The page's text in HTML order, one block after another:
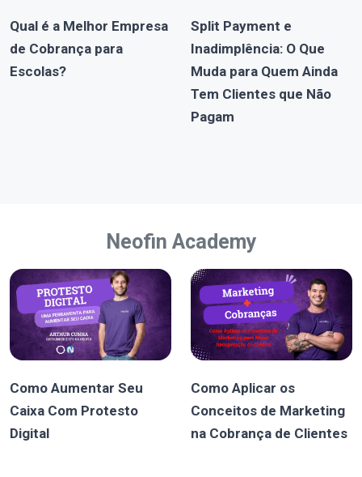
Qual é a Melhor Empresa
de Cobrança para
Escolas?
Split Payment e
Inadimplência: O Que
Muda para Quem Ainda
Tem Clientes que Não
Pagam
Neofin Academy
Como Aumentar Seu
Caixa Com Protesto
Digital
Como Aplicar os
Conceitos de Marketing
na Cobrança de Clientes